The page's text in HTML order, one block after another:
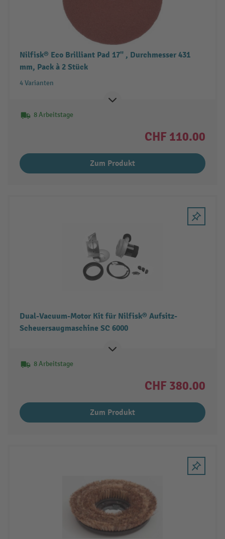
Nilfisk® Eco Brilliant Pad 17" , Durchmesser 431
mm, Pack à 2 Stück
4 Varianten
8 Arbeitstage
CHF 110.00
Zum Produkt
Dual-Vacuum-Motor Kit für Nilfisk® Aufsitz-
Scheuersaugmaschine SC 6000
8 Arbeitstage
CHF 380.00
Zum Produkt